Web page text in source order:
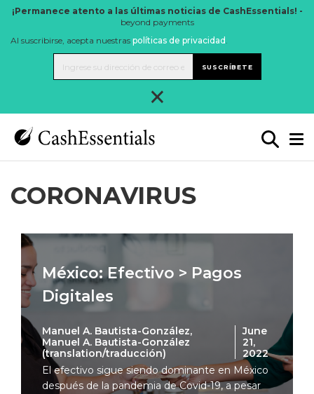
¡Permanece atento a las últimas noticias de CashEssentials! -
beyond payments
Al suscribirse, acepta nuestras políticas de privacidad .
SUSCRÍBETE
×
CORONAVIRUS
México: Efectivo > Pagos
Digitales
Manuel A. Bautista-González,
Manuel A. Bautista-González
(translation/traducción)
June
21,
2022
El efectivo sigue siendo dominante en México
después de la pandemia de Covid-19, a pesar